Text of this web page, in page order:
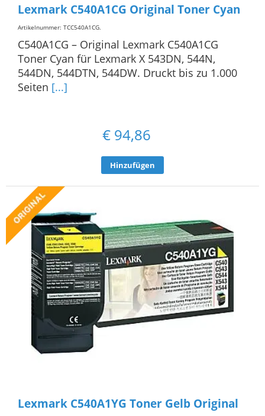
Lexmark C540A1CG Original Toner Cyan
Artikelnummer: TCC540A1CG.
C540A1CG – Original Lexmark C540A1CG
Toner Cyan für Lexmark X 543DN, 544N,
544DN, 544DTN, 544DW. Druckt bis zu 1.000
Seiten [...]
€ 94,86
Hinzufügen
Lexmark C540A1YG Toner Gelb Original